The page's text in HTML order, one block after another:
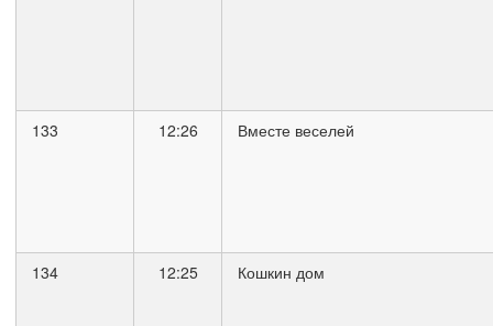
133 12:26 Вместе веселей
134 12:25 Кошкин дом